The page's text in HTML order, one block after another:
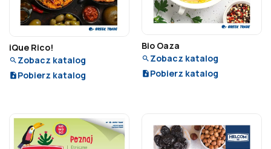
iQue Rico!
Zobacz katalog
Pobierz katalog
Bio Oaza
Zobacz katalog
Pobierz katalog